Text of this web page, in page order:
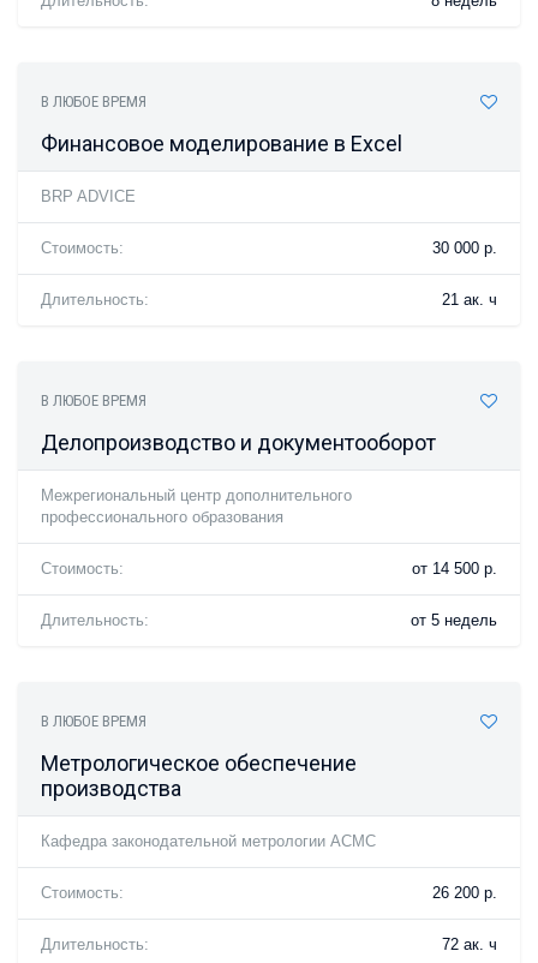
В ЛЮБОЕ ВРЕМЯ
Финансовое моделирование в Excel
BRP ADVICE
Стоимость: 30 000 р.
Длительность: 21 ак. ч
В ЛЮБОЕ ВРЕМЯ
Делопроизводство и документооборот
Межрегиональный центр дополнительного
профессионального образования
Стоимость: от 14 500 р.
Длительность: от 5 недель
В ЛЮБОЕ ВРЕМЯ
Метрологическое обеспечение
производства
Кафедра законодательной метрологии АСМС
Стоимость: 26 200 р.
Длительность: 72 ак. ч